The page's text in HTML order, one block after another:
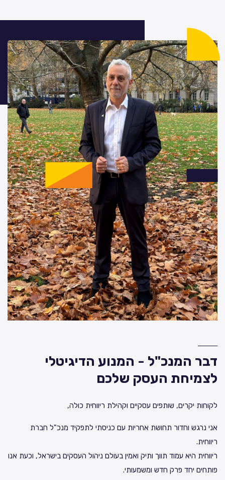
דבר המנכ"ל - המנוע הדיגיטלי
לצמיחת העסק שלכם
לקוחות יקרים, שותפים עסקיים וקהילת ריווחית כולה,
אני נרגש וחדור תחושת אחריות עם כניסתי לתפקיד מנכ"ל חברת
ריווחית.
ריווחית היא עמוד תווך ותיק ואמין בעולם ניהול העסקים בישראל, וכעת אנו
פותחים יחד פרק חדש ומשמעותי.